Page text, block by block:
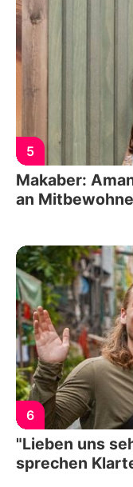
5
Makaber:
an
6
"Lieben uns
sprechen